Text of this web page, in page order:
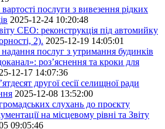
послуги з вивезення рідких
2025-12-24 10:20:48
СЕО: реконструкція під автомийку
2). 2025-12-19 14:05:01
послуг з утримання будинків
роз’яснення та кроки для
12-17 14:07:36
другої сесії селищної ради
2025-12-08 13:52:00
слухань до проєкту
на місцевому рівні та Звіту
09:05:46